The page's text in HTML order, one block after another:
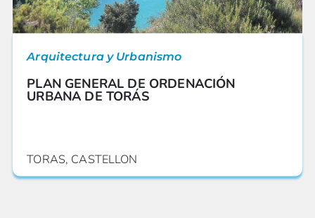
Arquitectura y Urbanismo
PLAN GENERAL DE ORDENACIÓN
URBANA DE TORÁS
TORAS, CASTELLON